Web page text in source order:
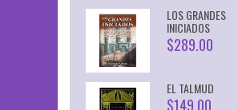
LOS GRANDES
INICIADOS
$289.00
EL TALMUD
$149.00